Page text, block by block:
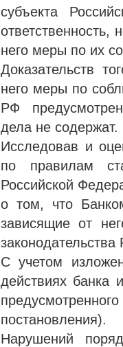
субъекта
него меры по их
Доказательств
него меры по
РФ
дела не содержат.
Исследовав и
по правилам
Российской
о том, что
зависящие от
С учетом
действиях банка
постановления).
Нарушений